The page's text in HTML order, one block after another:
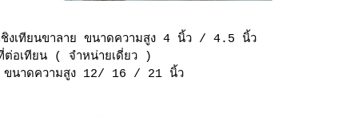
ชิงเทียนขาลาย ขนาดความสูง 4 นิ้ว / 4.5 นิ้ว
ต่อเทียน ( จำหน่ายเดี่ยว )
นาดความสูง 12/ 16 / 21 นิ้ว